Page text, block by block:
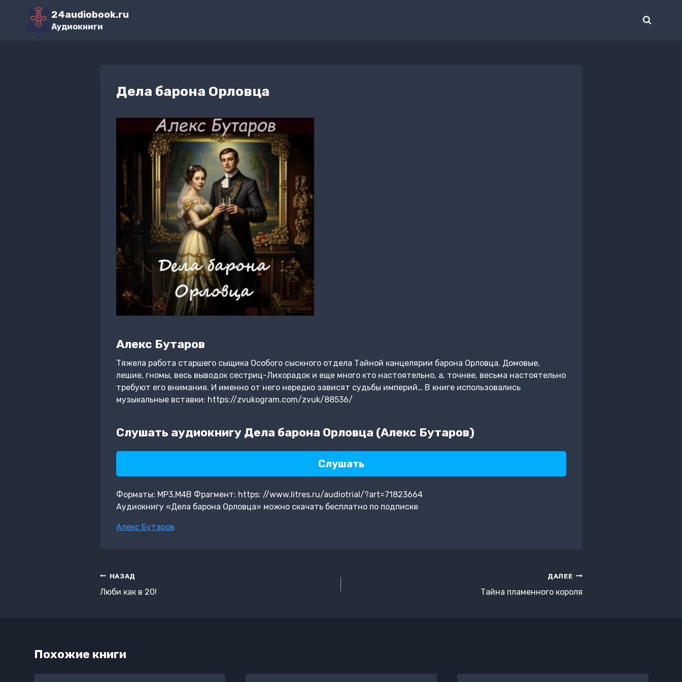
Перейти
содержимому
24audiobook.ru
Аудиокниги
Дела барона Орловца
Алекс Бутаров
Тяжела работа старшего сыщика Особого сыскного отдела Тайной канцелярии барона Орловца. Домовые,
лешие, гномы, весь выводок сестриц-Лихорадок и еще много кто настоятельно, а, точнее, весьма настоятельно
требуют его внимания. И именно от него нередко зависят судьбы империй… В книге использовались
музыкальные вставки: https://zvukogram.com/zvuk/88536/
Слушать аудиокнигу Дела барона Орловца (Алекс Бутаров)
Слушать
Форматы: MP3,M4B Фрагмент: https: //www.litres.ru/audiotrial/?art=71823664
Аудиокнигу «Дела барона Орловца» можно скачать бесплатно по подписке
Метки
Алекс Бутаров
Навигация
по
НАЗАД
Люби как в 20!
ДАЛЕЕ
Тайна пламенного короля
Похожие книги